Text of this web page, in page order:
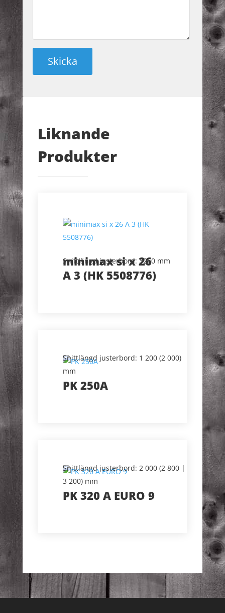
Liknande
Produkter
Snittlängd justerbord: 3260 mm
minimax si x 26
A 3 (HK 5508776)
Snittlängd justerbord: 1 200 (2 000)
mm
PK 250A
Snittlängd justerbord: 2 000 (2 800 |
3 200) mm
PK 320 A EURO 9